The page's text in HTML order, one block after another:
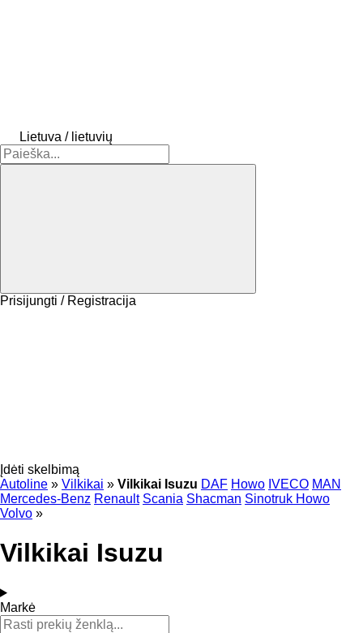
Lietuva / lietuvių
Prisijungti / Registracija
Įdėti skelbimą
Autoline » Vilkikai » Vilkikai Isuzu DAF Howo IVECO MAN
Mercedes-Benz Renault Scania Shacman Sinotruk Howo
Volvo »
Vilkikai Isuzu
Markė